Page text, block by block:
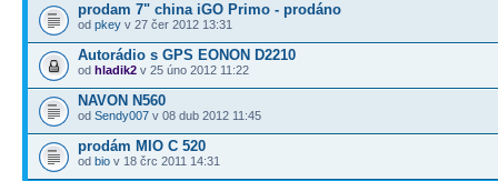
prodam 7" china iGO Primo - prodáno
od pkey v 27 čer 2012 13:31
Autorádio s GPS EONON D2210
od hladik2 v 25 úno 2012 11:22
NAVON N560
od Sendy007 v 08 dub 2012 11:45
prodám MIO C 520
od bio v 18 črc 2011 14:31